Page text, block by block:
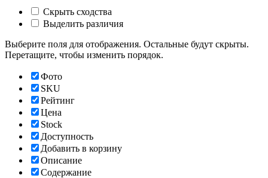
Скрыть сходства
Выделить различия
Выберите поля для отображения. Остальные будут скрыты.
Перетащите, чтобы изменить порядок.
Фото
SKU
Рейтинг
Цена
Stock
Доступность
Добавить в корзину
Описание
Содержание